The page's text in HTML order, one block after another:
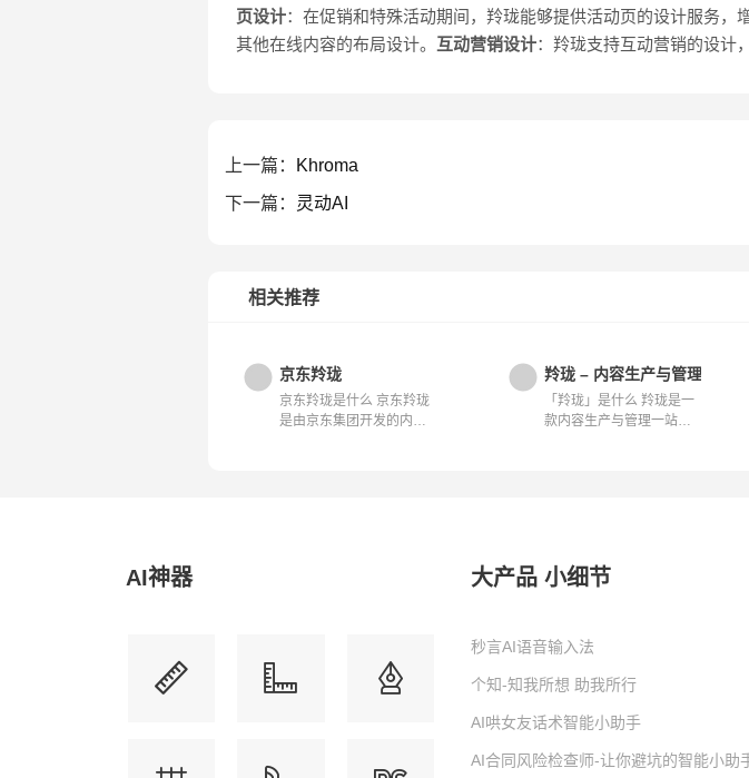
页设计：在促销和特殊活动期间，羚珑能够提供活动页的设计服务，
其他在线内容的布局设计。 互动营销设计：羚珑支持互动营销的设计
上一篇：
Khroma
下一篇： 灵动AI
相关推荐
京东羚珑
京东羚珑是什么 京东羚珑
是由京东集团开发的内容
羚珑 – 内容生产与管理一站
「羚珑」是什么 羚珑是一
款内容生产与管理一站式
AI神器 大产品 小细节
秒言AI语音输入法
个知-知我所想 助我所行
AI哄女友话术智能小助手
AI合同风险检查师-让你避坑的智能小助